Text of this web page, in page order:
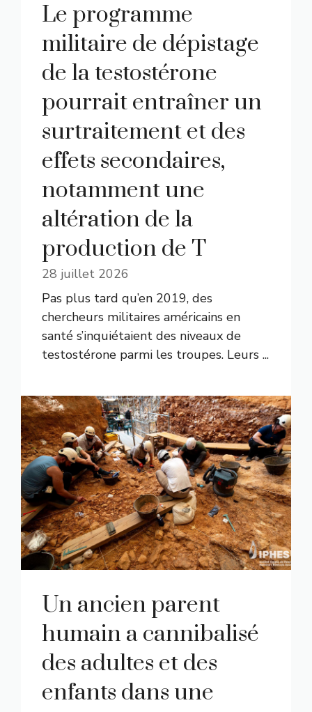
Le programme
militaire de dépistage
de la testostérone
pourrait entraîner un
surtraitement et des
effets secondaires,
notamment une
altération de la
production de T
28 juillet 2026
Pas plus tard qu’en 2019, des
chercheurs militaires américains en
santé s’inquiétaient des niveaux de
testostérone parmi les troupes. Leurs ...
Un ancien parent
humain a cannibalisé
des adultes et des
enfants dans une